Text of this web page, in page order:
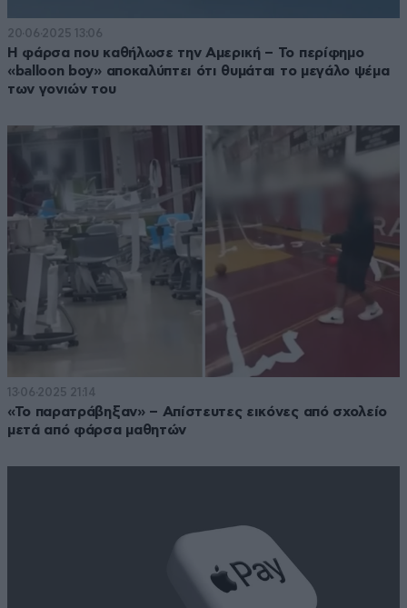
20·06·2025 13:06
Η φάρσα που καθήλωσε την Αμερική – Το περίφημο
«balloon boy» αποκαλύπτει ότι θυμάται το μεγάλο ψέμα
των γονιών του
13·06·2025 21:14
«Το παρατράβηξαν» – Απίστευτες εικόνες από σχολείο
μετά από φάρσα μαθητών